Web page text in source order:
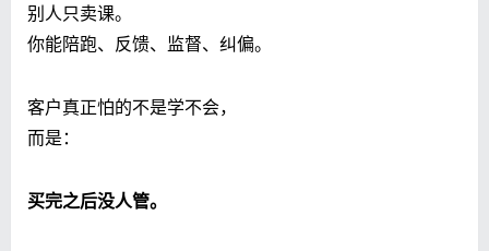
别人只卖课。
你能陪跑、反馈、监督、纠偏。
客户真正怕的不是学不会，
而是：
买完之后没人管。